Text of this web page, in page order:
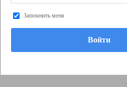
Запомнить меня